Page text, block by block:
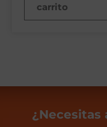
carrito
¿Necesitas